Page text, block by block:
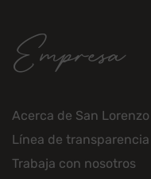
Empresa
Acerca de San Lorenzo
Línea de transparencia
Trabaja con nosotros